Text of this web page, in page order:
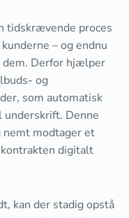
tidskrævende proces
– og endnu
dem. Derfor hjælper
og
som automatisk
Denne
nemt modtager et
digitalt
kan der stadig opstå